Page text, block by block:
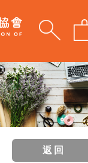
返回